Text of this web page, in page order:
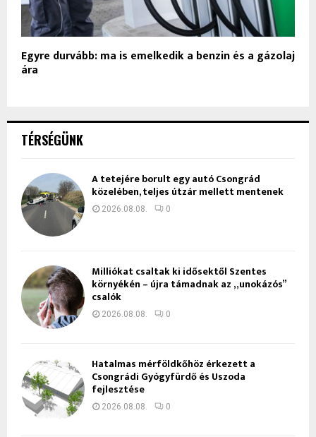
Egyre durvább: ma is emelkedik a benzin és a gázolaj
ára
TÉRSÉGÜNK
A tetejére borult egy autó Csongrád
közelében, teljes útzár mellett mentenek
2026.08.08. 0
Milliókat csaltak ki idősektől Szentes
környékén – újra támadnak az „unokázós”
csalók
2026.08.08. 0
Hatalmas mérföldkőhöz érkezett a
Csongrádi Gyógyfürdő és Uszoda
fejlesztése
2026.08.08. 0